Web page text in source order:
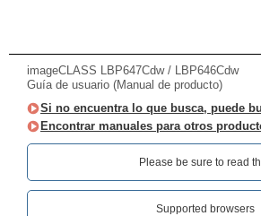
imageCLASS LBP647Cdw / LBP646Cdw
Guía de usuario (Manual de producto)
Si no encuentra lo que busca, puede
Encontrar manuales para otros
Please be sure to read
Supported browsers